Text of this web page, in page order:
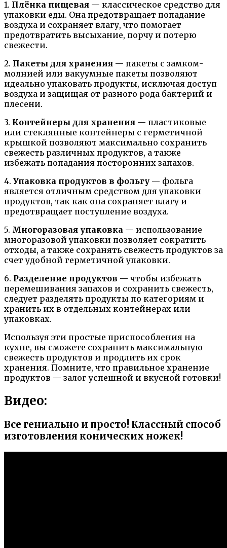
1. Плёнка пищевая — классическое средство для
упаковки еды. Она предотвращает попадание
воздуха и сохраняет влагу, что помогает
предотвратить высыхание, порчу и потерю
свежести.
2. Пакеты для хранения — пакеты с замком-
молнией или вакуумные пакеты позволяют
идеально упаковать продукты, исключая доступ
воздуха и защищая от разного рода бактерий и
плесени.
3. Контейнеры для хранения — пластиковые
или стеклянные контейнеры с герметичной
крышкой позволяют максимально сохранить
свежесть различных продуктов, а также
избежать попадания посторонних запахов.
4. Упаковка продуктов в фольгу — фольга
является отличным средством для упаковки
продуктов, так как она сохраняет влагу и
предотвращает поступление воздуха.
5. Многоразовая упаковка — использование
многоразовой упаковки позволяет сократить
отходы, а также сохранять свежесть продуктов за
счет удобной герметичной упаковки.
6. Разделение продуктов — чтобы избежать
перемешивания запахов и сохранить свежесть,
следует разделять продукты по категориям и
хранить их в отдельных контейнерах или
упаковках.
Используя эти простые приспособления на
кухне, вы сможете сохранить максимальную
свежесть продуктов и продлить их срок
хранения. Помните, что правильное хранение
продуктов — залог успешной и вкусной готовки!
Видео:
Все гениально и просто! Классный способ
изготовления конических ножек!